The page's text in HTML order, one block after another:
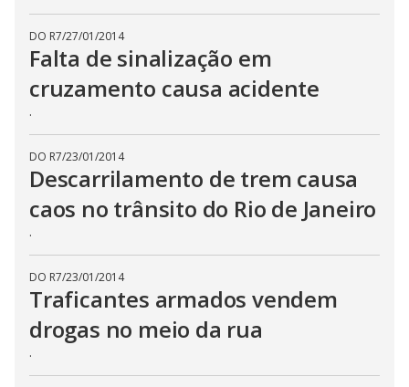
DO R7/27/01/2014
Falta de sinalização em
cruzamento causa acidente
.
DO R7/23/01/2014
Descarrilamento de trem causa
caos no trânsito do Rio de Janeiro
.
DO R7/23/01/2014
Traficantes armados vendem
drogas no meio da rua
.